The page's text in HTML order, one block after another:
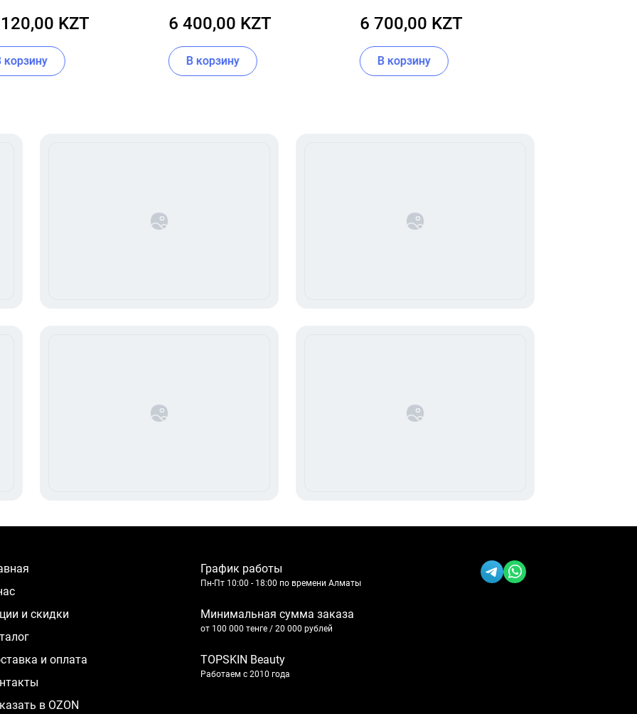
KZT
В корзину
Repair Serum
6 400,00 KZT
В корзину
6 700,00 KZT
В корзину
нас
и скидки
и оплата
в OZON
График работы
Пн-Пт 10:00 - 18:00 по времени Алматы
Минимальная сумма заказа
от 100 000 тенге / 20 000 рублей
TOPSKIN Beauty
Работаем с 2010 года